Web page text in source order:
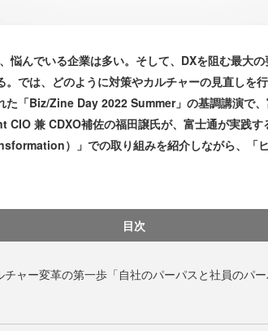
悩んでいる企業は多い。そして、DXを阻む最大
では、どのように対策やカルチャーの見直しを行
た「Biz/Zine Day 2022 Summer」の基調講演で
兼 CDXO補佐の福田譲氏が、富士通が実践す
）」での取り組みを紹介しながら、「
目次
チャー変革の第一歩「自社のパーパスと社員のパー